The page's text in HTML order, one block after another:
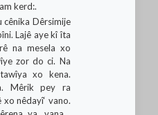
kerd:.
cênika Dêrsimije
Lajê aye kî îta
na mesela xo
zor do ci. Na
xo kena.
Mêrik pey ra
xo nêdayî‘ vano.